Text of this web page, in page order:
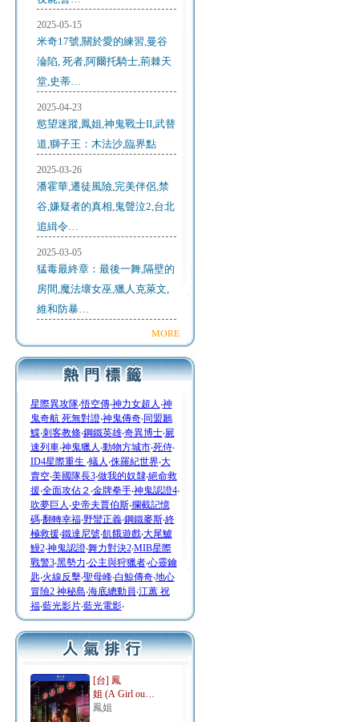
2025-05-15
米奇17號,關於愛的練習,曼谷
淪陷, 死者,阿爾托騎士,荊棘天
堂,史蒂…
2025-04-23
慾望迷蹤,鳳姐,神鬼戰士II,武替
道,獅子王：木法沙,臨界點
2025-03-26
潘霍華,遷徒風險,完美伴侶,禁
谷,嫌疑者的真相,鬼聲泣2,台北
追緝令…
2025-03-05
猛毒最終章：最後一舞,隔壁的
房間,魔法壞女巫,獵人克萊文,
維和防暴…
MORE
星際異攻隊‧悟空傳‧神力女超人 ‧神
鬼奇航 死無對證‧神鬼傳奇‧同盟鶼
鰈‧刺客教條‧鋼鐵英雄‧奇異博士‧屍
速列車‧神鬼獵人 ‧動物方城市‧死侍‧
ID4星際重生 ‧蟻人 ‧侏羅紀世界‧大
賣空‧美國隊長3‧做我的奴隸‧絕命救
援‧全面攻佔２ ‧金牌拳手‧神鬼認證4‧
吹夢巨人 ‧史帝夫賈伯斯‧攔截記憶
碼‧翻轉幸福‧野蠻正義‧鋼鐵麥斯‧終
極救援‧鐵達尼號‧飢餓遊戲‧大尾鱸
鰻2‧神鬼認證‧舞力對決2‧MIB星際
戰警3‧黑勢力‧公主與狩獵者‧心靈鑰
匙‧火線反擊‧聖母峰‧白鯨傳奇‧地心
冒險2 神秘島‧海底總動員‧江蕙 祝
福‧藍光影片‧藍光電影‧
[台] 鳳
姐 (A Girl ou…
鳳姐